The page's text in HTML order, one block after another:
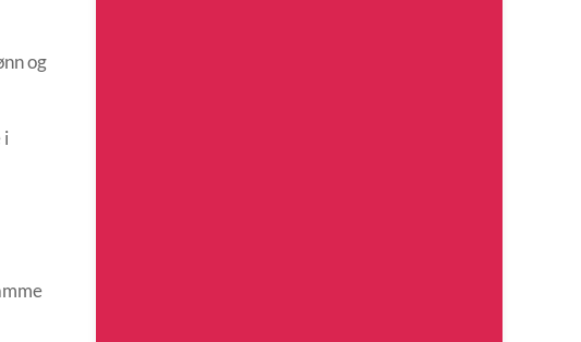
og
i